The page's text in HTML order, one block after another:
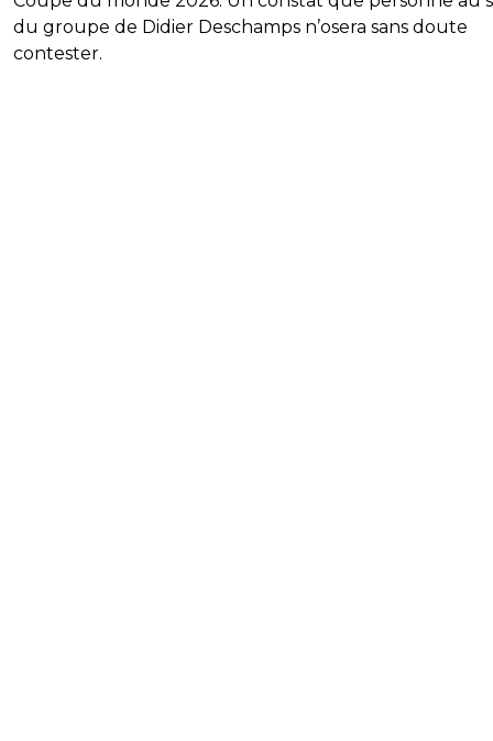
du groupe de Didier Deschamps n’osera sans doute
contester.